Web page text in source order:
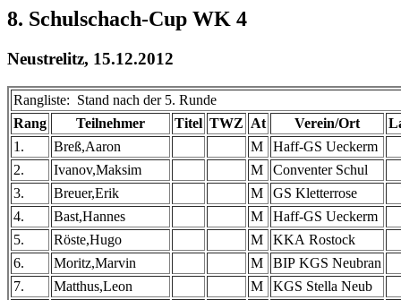
8. Schulschach-Cup WK 4
Neustrelitz, 15.12.2012
Rangliste: Stand nach der 5. Runde
Rang
Teilnehmer Titel TWZ At Verein/Ort
1.
Breß,Aaron M
Haff-GS Ueckerm
2.
Ivanov,Maksim M
Conventer Schul
3.
Breuer,Erik M
GS Kletterrose
4.
Bast,Hannes M
Haff-GS Ueckerm
5.
Röste,Hugo M
KKA Rostock
6.
Moritz,Marvin M
BIP KGS Neubran
7.
Matthus,Leon M
KGS Stella Neub